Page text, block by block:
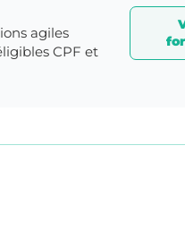
agiles
CPF et